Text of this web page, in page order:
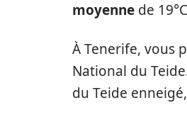
moyenne de
À Tenerife, vous
National du
du Teide